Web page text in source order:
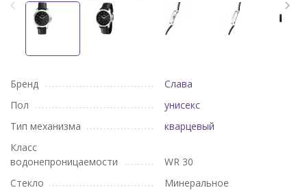
Бренд
Слава
Пол
унисекс
Тип механизма
кварцевый
Класс
водонепроницаемости
WR 30
Стекло
Минеральное